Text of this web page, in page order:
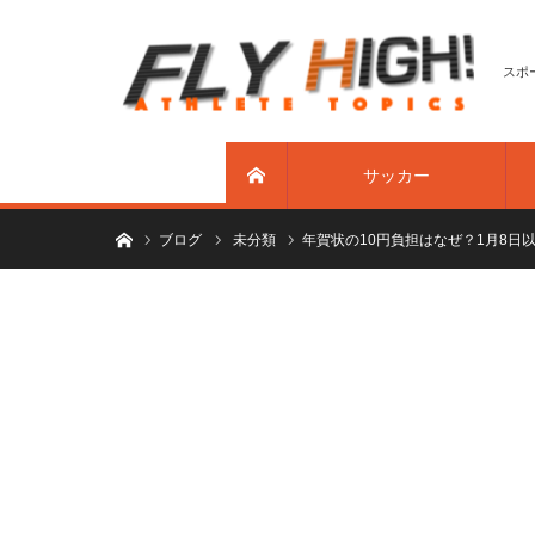
スポ
サッカー
ホームブログ 未分類 年賀状の10円負担はなぜ？1月8日